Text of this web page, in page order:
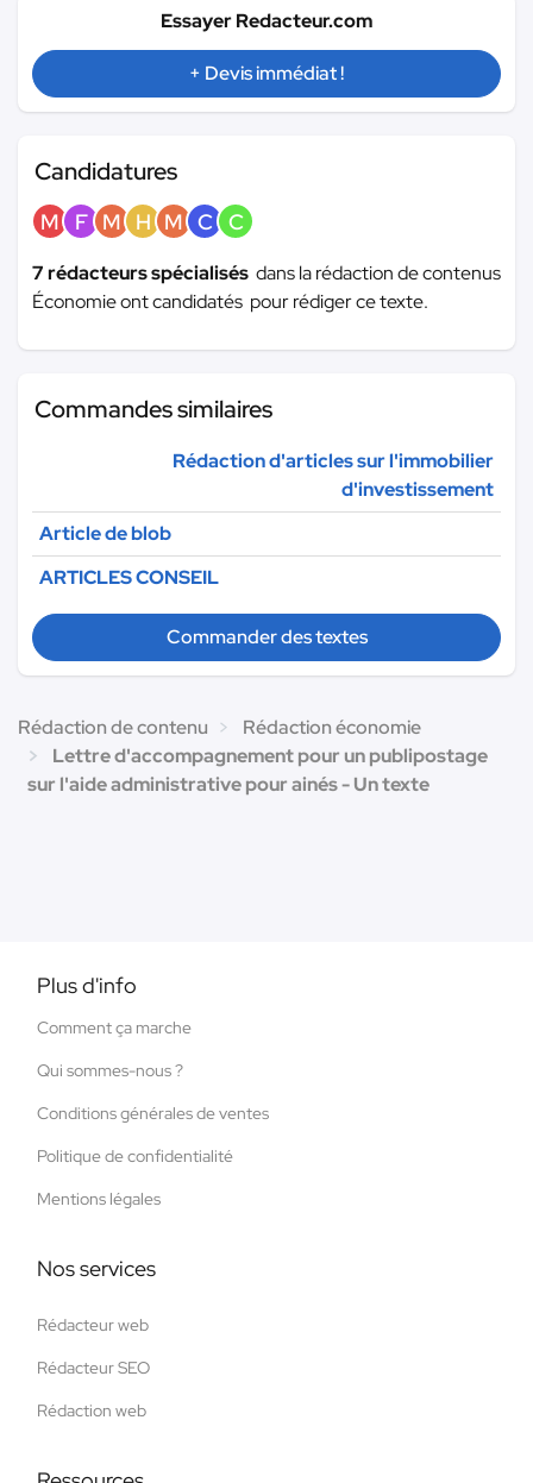
Essayer Redacteur.com
+ Devis immédiat !
Candidatures
M F M H M C C
7 rédacteurs spécialisés dans la rédaction de contenus
Économie ont candidatés pour rédiger ce texte.
Commandes similaires
Rédaction d'articles sur l'immobilier
d'investissement
Article de blob
ARTICLES CONSEIL
Commander des textes
Rédaction de contenu
Rédaction économie
Lettre d'accompagnement pour un publipostage
sur l'aide administrative pour ainés - Un texte
Plus d'info
Comment ça marche
Qui sommes-nous ?
Conditions générales de ventes
Politique de confidentialité
Mentions légales
Nos services
Rédacteur web
Rédacteur SEO
Rédaction web